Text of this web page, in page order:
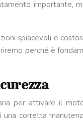
importante,
spiacevoli e
perché è
per attivare il
corretta